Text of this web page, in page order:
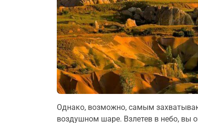
Однако, возможно, самым
воздушном шаре. Взлетев в небо, вы